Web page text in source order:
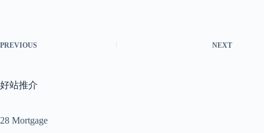
PREVIOUS NEXT
好站推介
28 Mortgage